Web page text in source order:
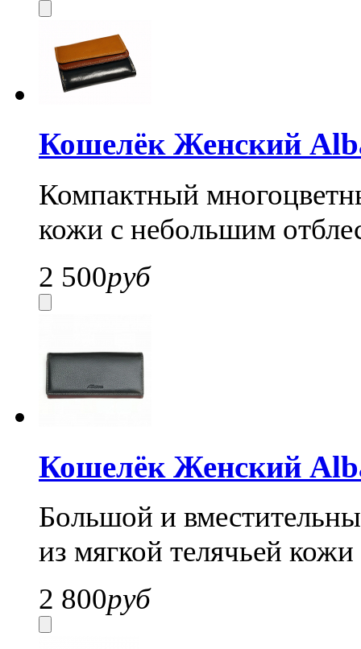
Кошелёк Женский
Компактный
кожи с небольшим
2 500руб
Кошелёк Женский
Большой и
из мягкой телячьей
2 800руб